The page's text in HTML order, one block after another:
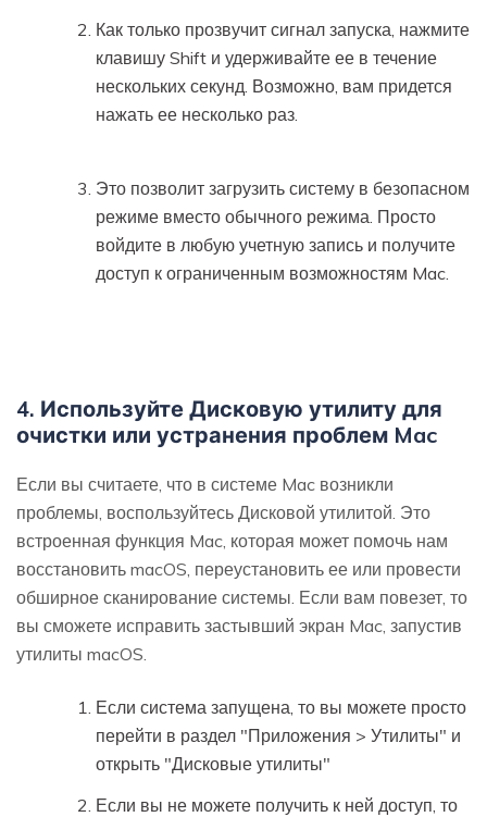
Как только прозвучит сигнал запуска, нажмите
клавишу Shift и удерживайте ее в течение
нескольких секунд. Возможно, вам придется
нажать ее несколько раз.
Это позволит загрузить систему в безопасном
режиме вместо обычного режима. Просто
войдите в любую учетную запись и получите
доступ к ограниченным возможностям Mac.
4. Используйте Дисковую утилиту для
очистки или устранения проблем Mac
Если вы считаете, что в системе Mac возникли
проблемы, воспользуйтесь Дисковой утилитой. Это
встроенная функция Mac, которая может помочь нам
восстановить macOS, переустановить ее или провести
обширное сканирование системы. Если вам повезет, то
вы сможете исправить застывший экран Mac, запустив
утилиты macOS.
Если система запущена, то вы можете просто
перейти в раздел "Приложения > Утилиты" и
открыть "Дисковые утилиты"
Если вы не можете получить к ней доступ, то